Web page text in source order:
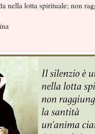
nella lotta spirituale; non